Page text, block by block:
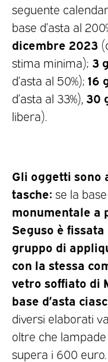
seguente
base d’asta al
dicembre 2023
stima minima); 3
d’asta al 50%); 16
d’asta al 33%), 30
libera).
Gli oggetti
tasche: se la
monumentale a
Seguso è
gruppo di
con la stessa
vetro soffiato di
base d’asta
diversi elaborati
oltre che
supera i 600 euro.